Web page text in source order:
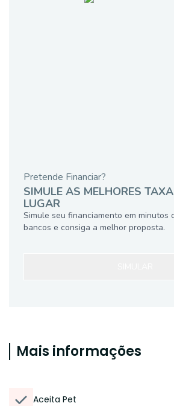
Pretende Financiar?
SIMULE AS MELHORES
LUGAR
Simule seu financiamento em minutos
bancos e consiga a melhor proposta.
Mais informações
Aceita Pet